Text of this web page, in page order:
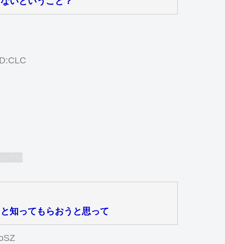
知ってもらおうと思って